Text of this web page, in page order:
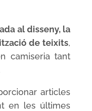
al disseny, la
de teixits,
camiseria tant
articles
en les últimes